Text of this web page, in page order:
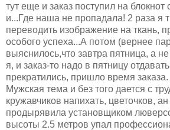
тут еще и заказ поступил на блокнот
и...Где наша не пропадала! 2 раза я
переводить изображение на ткань,
особого успеха...А потом (вернее
выяснилось,что завтра пятница, а
я, и заказ-то надо в пятницу
прекратились, пришло время заказа.
Мужская тема и без того дается с
кружавчиков напихать, цветочков,
продырявила установщиком
высоты 2.5 метров упал